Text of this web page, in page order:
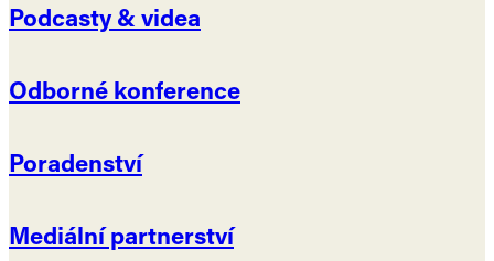
Podcasty & videa
Odborné konference
Poradenství
Mediální partnerství